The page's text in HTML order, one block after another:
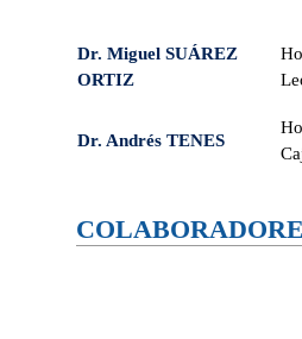
Dr. Miguel SUÁREZ
ORTIZ
Dr. Andrés TENES